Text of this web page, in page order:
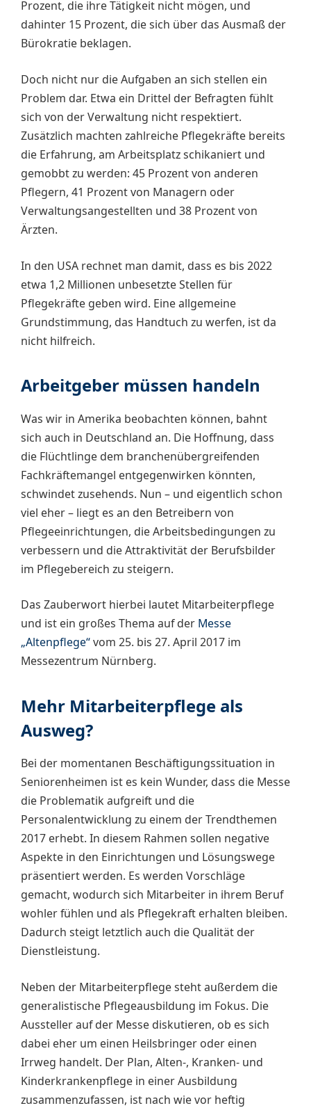
Prozent, die ihre Tätigkeit nicht mögen, und
dahinter 15 Prozent, die sich über das Ausmaß der
Bürokratie beklagen.
Doch nicht nur die Aufgaben an sich stellen ein
Problem dar. Etwa ein Drittel der Befragten fühlt
sich von der Verwaltung nicht respektiert.
Zusätzlich machten zahlreiche Pflegekräfte bereits
die Erfahrung, am Arbeitsplatz schikaniert und
gemobbt zu werden: 45 Prozent von anderen
Pflegern, 41 Prozent von Managern oder
Verwaltungsangestellten und 38 Prozent von
Ärzten.
In den USA rechnet man damit, dass es bis 2022
etwa 1,2 Millionen unbesetzte Stellen für
Pflegekräfte geben wird. Eine allgemeine
Grundstimmung, das Handtuch zu werfen, ist da
nicht hilfreich.
Arbeitgeber müssen handeln
Was wir in Amerika beobachten können, bahnt
sich auch in Deutschland an. Die Hoffnung, dass
die Flüchtlinge dem branchenübergreifenden
Fachkräftemangel entgegenwirken könnten,
schwindet zusehends. Nun – und eigentlich schon
viel eher – liegt es an den Betreibern von
Pflegeeinrichtungen, die Arbeitsbedingungen zu
verbessern und die Attraktivität der Berufsbilder
im Pflegebereich zu steigern.
Das Zauberwort hierbei lautet Mitarbeiterpflege
und ist ein großes Thema auf der Messe
„Altenpflege“vom 25. bis 27. April 2017 im
Messezentrum Nürnberg.
Mehr Mitarbeiterpflege als
Ausweg?
Bei der momentanen Beschäftigungssituation in
Seniorenheimen ist es kein Wunder, dass die Messe
die Problematik aufgreift und die
Personalentwicklung zu einem der Trendthemen
2017 erhebt. In diesem Rahmen sollen negative
Aspekte in den Einrichtungen und Lösungswege
präsentiert werden. Es werden Vorschläge
gemacht, wodurch sich Mitarbeiter in ihrem Beruf
wohler fühlen und als Pflegekraft erhalten bleiben.
Dadurch steigt letztlich auch die Qualität der
Dienstleistung.
Neben der Mitarbeiterpflege steht außerdem die
generalistische Pflegeausbildung im Fokus. Die
Aussteller auf der Messe diskutieren, ob es sich
dabei eher um einen Heilsbringer oder einen
Irrweg handelt. Der Plan, Alten-, Kranken- und
Kinderkrankenpflege in einer Ausbildung
zusammenzufassen, ist nach wie vor heftig